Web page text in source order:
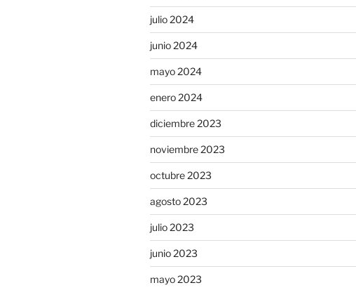
julio 2024
junio 2024
mayo 2024
enero 2024
diciembre 2023
noviembre 2023
octubre 2023
agosto 2023
julio 2023
junio 2023
mayo 2023